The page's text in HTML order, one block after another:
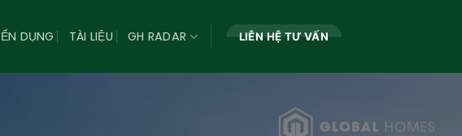
DỤNG TÀI LIỆU GH RADAR LIÊN HỆ TƯ VẤN